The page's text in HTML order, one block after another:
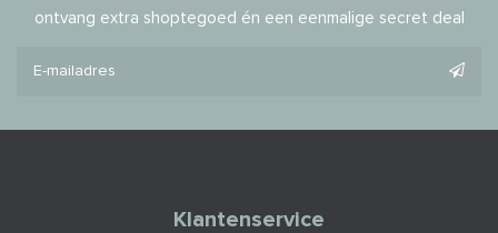
ontvang extra shoptegoed én een eenmalige secret deal
Klantenservice